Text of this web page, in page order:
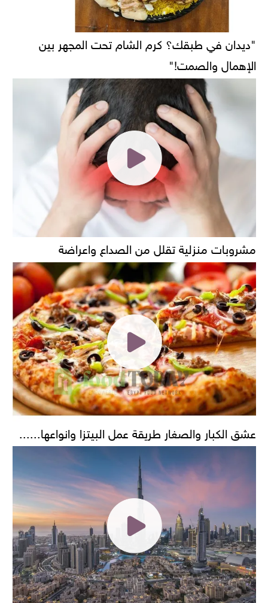
"ديدان في طبقك؟ كرم الشام تحت المجهر بين
الإهمال والصمت!"
مشروبات منزلية تقلل من الصداع واعراضة
عشق الكبار والصغار طريقة عمل البيتزا وانواعها......